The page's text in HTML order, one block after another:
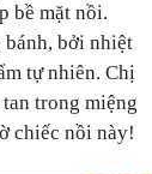
bề mặt nồi.
bánh, bởi nhiệt
tự nhiên. Chị
trong miệng
chiếc nồi này!